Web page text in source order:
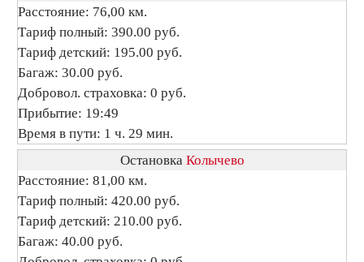
Расстояние: 76,00 км.
Тариф полный: 390.00 руб.
Тариф детский: 195.00 руб.
Багаж: 30.00 руб.
Добровол. страховка: 0 руб.
Прибытие: 19:49
Время в пути: 1 ч. 29 мин.
Остановка Колычево
Расстояние: 81,00 км.
Тариф полный: 420.00 руб.
Тариф детский: 210.00 руб.
Багаж: 40.00 руб.